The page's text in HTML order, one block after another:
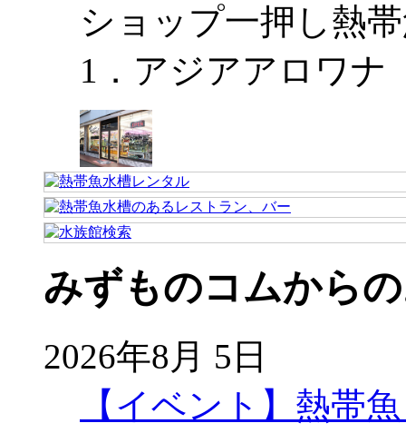
ショップ一押し熱
1．アジアアロワ
みずものコムから
2026年8月 5日
【イベント】熱帯